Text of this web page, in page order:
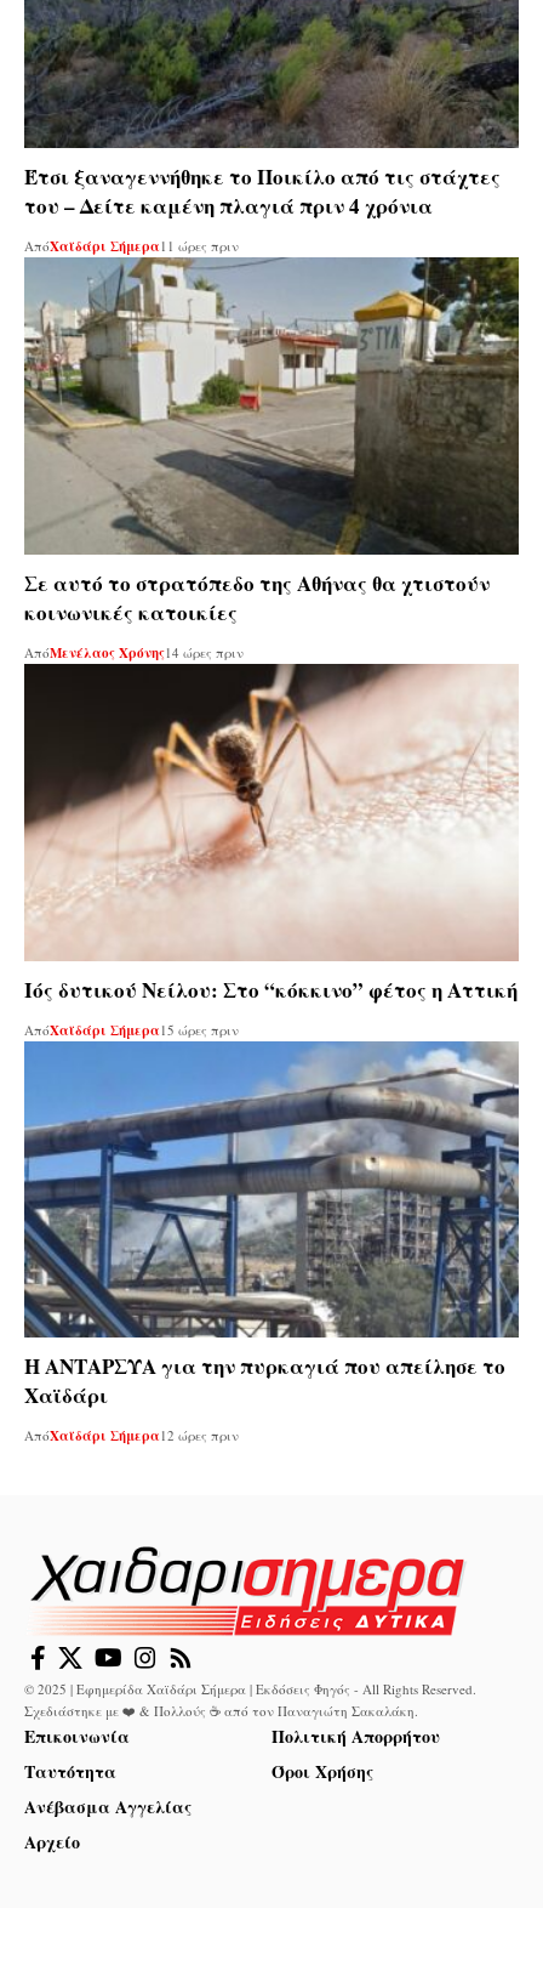
Έτσι ξαναγεννήθηκε το Ποικίλο από τις στάχτες
του – Δείτε καμένη πλαγιά πριν 4 χρόνια
ΑπόΧαϊδάρι Σήμερα11 ώρες πριν
Σε αυτό το στρατόπεδο της Αθήνας θα χτιστούν
κοινωνικές κατοικίες
ΑπόΜενέλαος Χρόνης14 ώρες πριν
Ιός δυτικού Νείλου: Στο “κόκκινο” φέτος η Αττική
ΑπόΧαϊδάρι Σήμερα 15 ώρες πριν
Η ΑΝΤΑΡΣΥΑ για την πυρκαγιά που απείλησε το
Χαϊδάρι
ΑπόΧαϊδάρι Σήμερα12 ώρες πριν
© 2025 | Εφημερίδα Χαϊδάρι Σήμερα | Εκδόσεις Φηγός - All Rights Reserved.
Σχεδιάστηκε με ❤️ & Πολλούς ☕ από τον Παναγιώτη Σακαλάκη
Επικοινωνία
Ταυτότητα
Ανέβασμα Αγγελίας
Αρχείο
Πολιτική Απορρήτου
Όροι Χρήσης